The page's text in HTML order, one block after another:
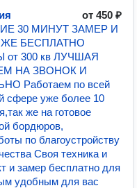
от 450 ₽
30 МИНУТ ЗАМЕР И
БЕСПЛАТНО
300 кв ЛУЧШАЯ
НА ЗВОНОК И
Работаем по всей
сфере уже более 10
же на готовое
бордюров,
по благоустройству
Своя техника и
и замер бесплатно для
удобным для вас